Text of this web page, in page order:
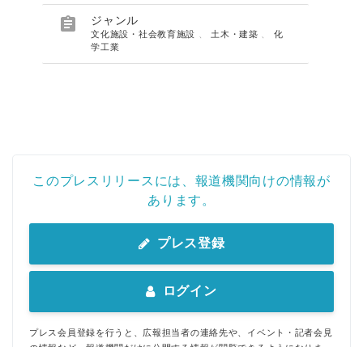
 ジャンル
文化施設・社会教育施設 土木・建築
化
学工業
このプレスリリースには、報道機関向けの情報が
あります。
プレス登録
ログイン
プレス会員登録を行うと、広報担当者の連絡先や、イベント・記者会見